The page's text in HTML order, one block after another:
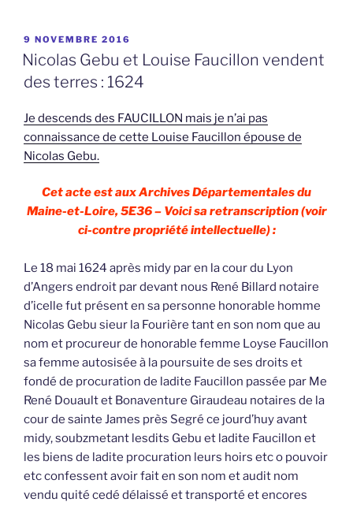
PUBLIÉ
LE
9 NOVEMBRE 2016
Nicolas Gebu et Louise Faucillon vendent
des terres : 1624
Je descends des FAUCILLON mais je n’ai pas
connaissance de cette Louise Faucillon épouse de
Nicolas Gebu.
Cet acte est aux Archives Départementales du
Maine-et-Loire, 5E36 – Voici sa retranscription (voir
ci-contre propriété intellectuelle) :
Le 18 mai 1624 après midy par en la cour du Lyon
d’Angers endroit par devant nous René Billard notaire
d’icelle fut présent en sa personne honorable homme
Nicolas Gebu sieur la Fourière tant en son nom que au
nom et procureur de honorable femme Loyse Faucillon
sa femme autosisée à la poursuite de ses droits et
fondé de procuration de ladite Faucillon passée par Me
René Douault et Bonaventure Giraudeau notaires de la
cour de sainte James près Segré ce jourd’huy avant
midy, soubzmetant lesdits Gebu et ladite Faucillon et
les biens de ladite procuration leurs hoirs etc o pouvoir
etc confessent avoir fait en son nom et audit nom
vendu quité cedé délaissé et transporté et encores